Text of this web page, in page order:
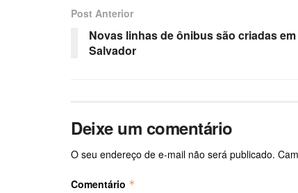
Post Anterior
Novas linhas de ônibus são criadas em
Salvador
Deixe um comentário
O seu endereço de e-mail não será publicado.
Comentário *